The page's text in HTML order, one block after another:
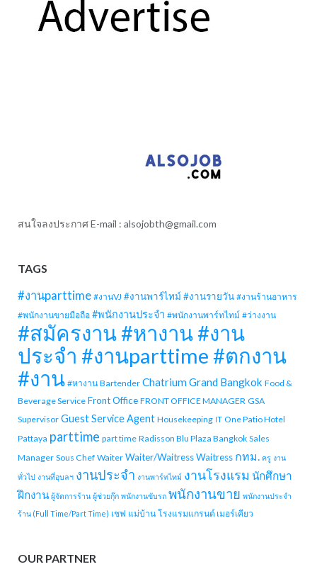
สนใจลงประกาศ E-mail : alsojobth@gmail.com
TAGS
#งานparttime #งานVJ #งานพาร์ไทม์ #งานรายวัน #งานร้านอาหาร
#พนักงานขายมือถือ #พนักงานประจำ #พนักงานพาร์ทไทม์ #ว่างงาน
#สมัครงาน #หางาน #งาน
ประจำ #งานparttime #ตกงาน
#งาน #หางาน Bartender Chatrium Grand Bangkok Food &
Beverage Service Front Office FRONT OFFICE MANAGER GSA
Supervisor Guest Service Agent Housekeeping IT One Patio Hotel
Pattaya parttime part time Radisson Blu Plaza Bangkok Sales
Manager Sous Chef Waiter Waiter/WaitressWaitress กทม. ครู งาน
ทั่วไป งานที่อุบลฯ งานประจำ งานพาร์ทไทม์ งานโรงแรม นักศึกษา
ฝึกงาน ผู้จัดการร้าน ผู้ช่วยกุ๊ก พนักงานขับรถ พนักงานขาย พนักงานประจำ
ร้าน (Full Time/Part Time) เชฟ แม่บ้าน โรงแรมแกรนด์ เมอร์เคียว
OUR PARTNER